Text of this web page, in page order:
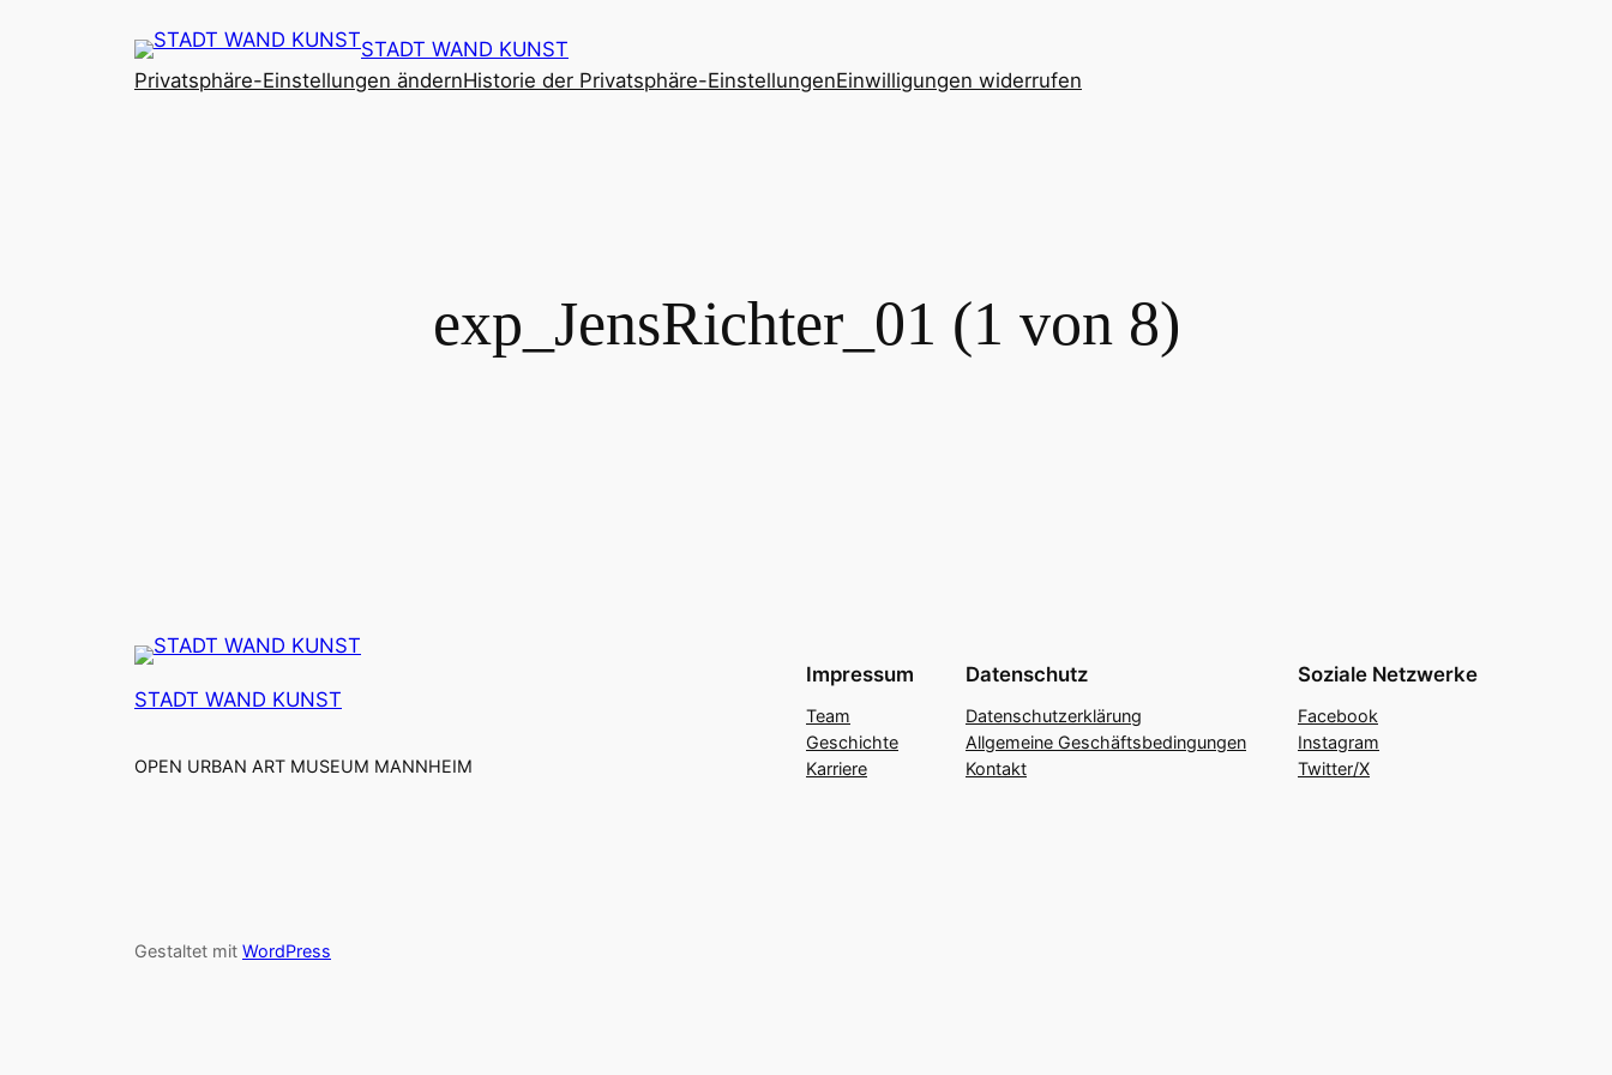
STADT WAND KUNST
Privatsphäre-Einstellungen ändernHistorie der Privatsphäre-EinstellungenEinwilligungen widerrufen
exp_JensRichter_01 (1 von 8)
STADT WAND KUNST
OPEN URBAN ART MUSEUM MANNHEIM
Impressum
Team
Geschichte
Karriere
Datenschutz
Datenschutzerklärung
Allgemeine Geschäftsbedingungen
Kontakt
Soziale Netzwerke
Facebook
Instagram
Twitter/X
Gestaltet mit WordPress